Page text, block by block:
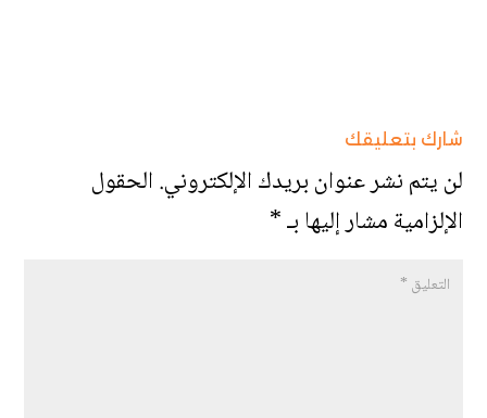
شارك بتعليقك
لن يتم نشر عنوان بريدك الإلكتروني.الحقول
الإلزامية مشار إليها بـ*